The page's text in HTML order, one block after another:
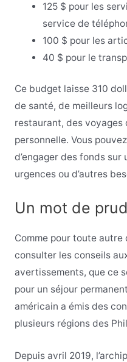
125 $ pour les
service de
100 $ pour les
40 $ pour le
Ce budget laisse 310
de santé, de meilleurs
restaurant, des voyages
personnelle. Vous
d’engager des fonds
urgences ou d’autres
Un mot de
Comme pour toute
consulter les conseils
avertissements, que ce
pour un séjour
américain a émis des
plusieurs régions des
Depuis avril 2019,